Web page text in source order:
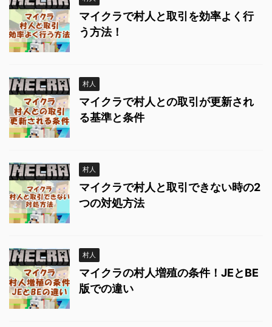
マイクラで村人と取引を効率よく行
う方法！
村人
マイクラで村人との取引が更新され
る基準と条件
村人
マイクラで村人と取引できない時の2
つの対処方法
村人
マイクラの村人増殖の条件！JEとBE
版での違い